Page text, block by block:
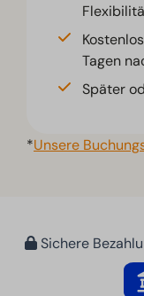
Tagen
Später
*Unsere
Sichere